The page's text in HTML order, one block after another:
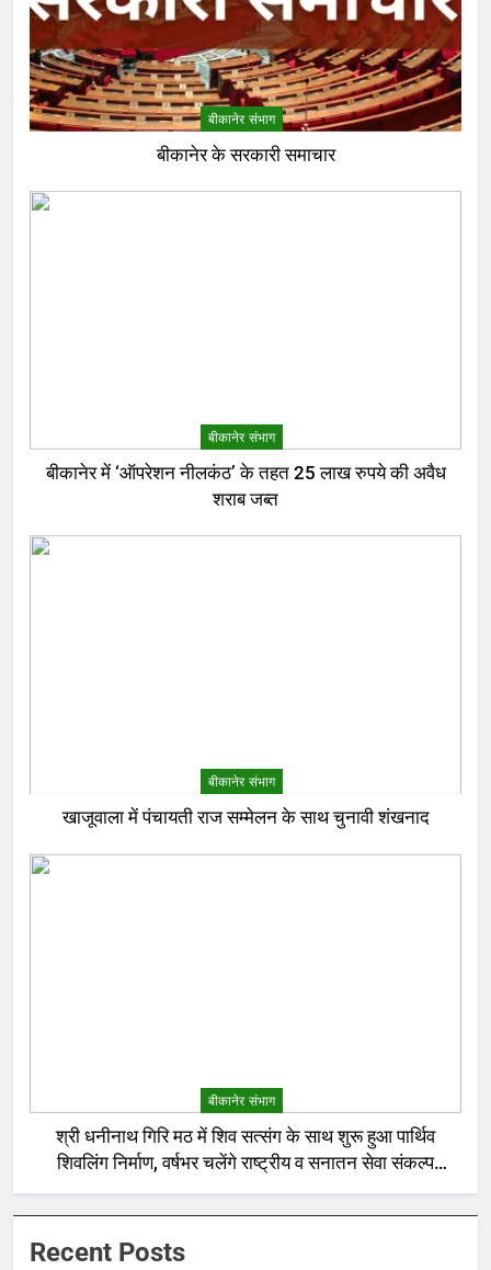
बीकानेर संभाग
बीकानेर के सरकारी समाचार
बीकानेर संभाग
बीकानेर में ‘ऑपरेशन नीलकंठ’ के तहत 25 लाख रुपये की अवैध
शराब जब्त
बीकानेर संभाग
खाजूवाला में पंचायती राज सम्मेलन के साथ चुनावी शंखनाद
बीकानेर संभाग
श्री धनीनाथ गिरि मठ में शिव सत्संग के साथ शुरू हुआ पार्थिव
शिवलिंग निर्माण, वर्षभर चलेंगे राष्ट्रीय व सनातन सेवा संकल्प
अनुष्ठान
Recent Posts